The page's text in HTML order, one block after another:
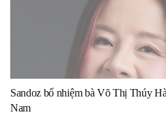
Sandoz bổ nhiệm bà Võ Thị Thúy
Nam